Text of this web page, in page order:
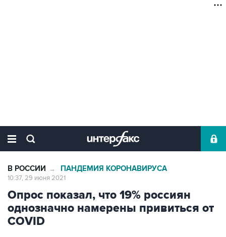
В РОССИИ → ПАНДЕМИЯ КОРОНАВИРУСА
10:37, 29 июня 2021
Опрос показал, что 19% россиян
однозначно намерены привиться от
COVID